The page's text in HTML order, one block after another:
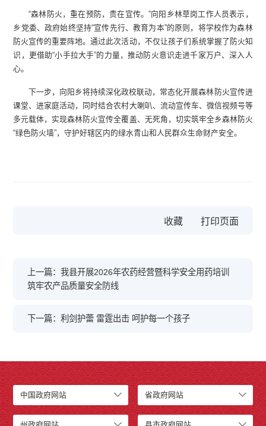
“森林防火，重在预防，贵在宣传。”向阳乡林草岗工作人员表示，
乡党委、政府始终坚持“宣传先行、教育为本”的原则，将学校作为森林
防火宣传的重要阵地。通过此次活动，不仅让孩子们系统掌握了防火知
识，更借助“小手拉大手”的力量，推动防火意识走进千家万户、深入人
心。
下一步，向阳乡将持续深化政校联动，常态化开展森林防火宣传进
课堂、进家庭活动，同时结合农村大喇叭、流动宣传车、微信视频号等
多元载体，实现森林防火宣传全覆盖、无死角，切实筑牢全乡森林防火
“绿色防火墙”，守护好辖区内的绿水青山和人民群众生命财产安全。
收藏
上一篇：我县开展2026年农药经营暨科学安全用药培训
筑牢农产品质量安全防线
下一篇：利剑护蕾 雷霆出击 呵护每一个孩子
中国政府网站 省政府网站